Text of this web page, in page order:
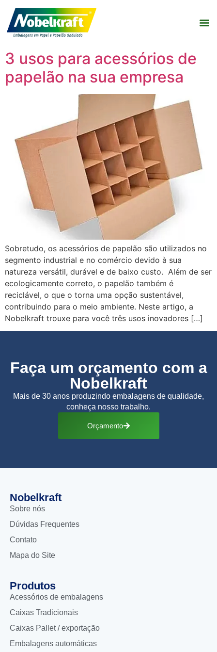
3 usos para acessórios de
papelão na sua empresa
Sobretudo, os acessórios de papelão são utilizados no
segmento industrial e no comércio devido à sua
natureza versátil, durável e de baixo custo. Além de ser
ecologicamente correto, o papelão também é
reciclável, o que o torna uma opção sustentável,
contribuindo para o meio ambiente. Neste artigo, a
Nobelkraft trouxe para você três usos inovadores […]
Faça um orçamento com a
Nobelkraft
Mais de 30 anos produzindo embalagens de qualidade,
conheça nosso trabalho.
Orçamento
Nobelkraft
Sobre nós
Dúvidas Frequentes
Contato
Mapa do Site
Produtos
Acessórios de embalagens
Caixas Tradicionais
Caixas Pallet / exportação
Embalagens automáticas